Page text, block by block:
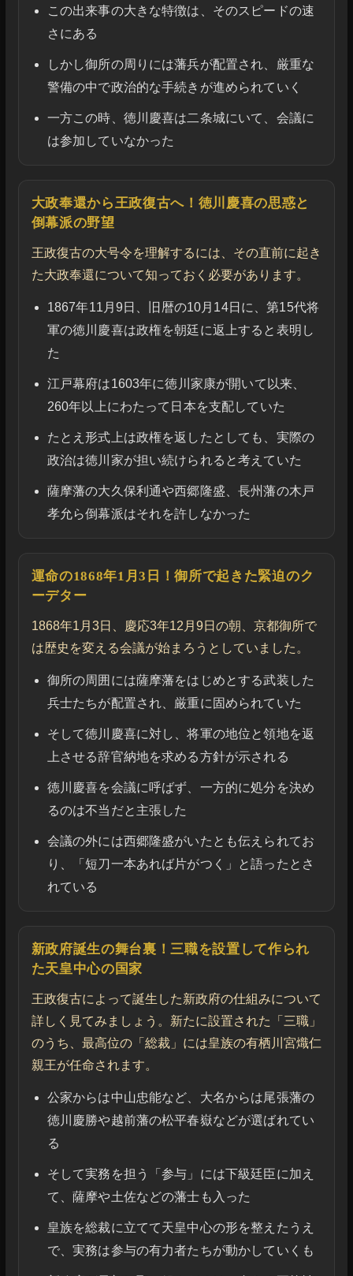
この出来事の大きな特徴は、そのスピードの速
さにある
しかし御所の周りには藩兵が配置され、厳重な
警備の中で政治的な手続きが進められていく
一方この時、徳川慶喜は二条城にいて、会議に
は参加していなかった
大政奉還から王政復古へ！徳川慶喜の思惑と
倒幕派の野望
王政復古の大号令を理解するには、その直前に起き
た大政奉還について知っておく必要があります。
1867年11月9日、旧暦の10月14日に、第15代将
軍の徳川慶喜は政権を朝廷に返上すると表明し
た
江戸幕府は1603年に徳川家康が開いて以来、
260年以上にわたって日本を支配していた
たとえ形式上は政権を返したとしても、実際の
政治は徳川家が担い続けられると考えていた
薩摩藩の大久保利通や西郷隆盛、長州藩の木戸
孝允ら倒幕派はそれを許しなかった
運命の1868年1月3日！御所で起きた緊迫のク
ーデター
1868年1月3日、慶応3年12月9日の朝、京都御所で
は歴史を変える会議が始まろうとしていました。
御所の周囲には薩摩藩をはじめとする武装した
兵士たちが配置され、厳重に固められていた
そして徳川慶喜に対し、将軍の地位と領地を返
上させる辞官納地を求める方針が示される
徳川慶喜を会議に呼ばず、一方的に処分を決め
るのは不当だと主張した
会議の外には西郷隆盛がいたとも伝えられてお
り、「短刀一本あれば片がつく」と語ったとさ
れている
新政府誕生の舞台裏！三職を設置して作られ
た天皇中心の国家
王政復古によって誕生した新政府の仕組みについて
詳しく見てみましょう。新たに設置された「三職」
のうち、最高位の「総裁」には皇族の有栖川宮熾仁
親王が任命されます。
公家からは中山忠能など、大名からは尾張藩の
徳川慶勝や越前藩の松平春嶽などが選ばれてい
る
そして実務を担う「参与」には下級廷臣に加え
て、薩摩や土佐などの藩士も入った
皇族を総裁に立てて天皇中心の形を整えたうえ
で、実務は参与の有力者たちが動かしていくも